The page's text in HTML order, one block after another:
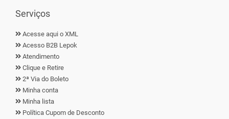
Serviços
Acesse aqui o XML
Acesso B2B Lepok
Atendimento
Clique e Retire
2ª Via do Boleto
Minha conta
Minha lista
Política Cupom de Desconto